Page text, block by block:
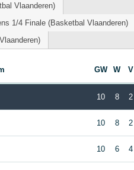
Vlaanderen)
1/4 Finale (Basketbal Vlaanderen)
GW W V
10 8 2
10 8 2
10 6 4